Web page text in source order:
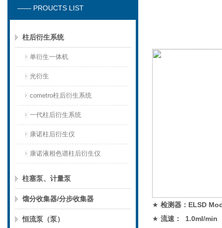
天津琛航科苑科技发展有限公司
—— PROUCTS LIST
柱后衍生系统
单衍生一体机
光衍生
cometro柱后衍生系统
一代柱后衍生系统
康诺柱后衍生仪
康诺液相色谱柱后衍生仪
柱塞泵、计量泵
馏分收集器/分步收集器
恒流泵（泵）
★ 检测器： ELSD
★ 流速： 1.0ml/